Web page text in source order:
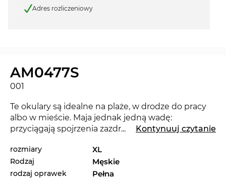
Adres rozliczeniowy
AM0477S
001
Te okulary są idealne na plaże, w drodze do pracy
albo w mieście. Maja jednak jedną wadę:
przyciągają spojrzenia zazdrośników. Z nowymi
ze jesteś trendy. Ta renomowana marka ustala
kryteria w bieącym sezonie 2024. Okulary
AM0477S marki Alexander McQueen z kolekcji
... Kontynuuj czytanie
rozmiary XL
Rodzaj Męskie
rodzaj oprawek Pełna